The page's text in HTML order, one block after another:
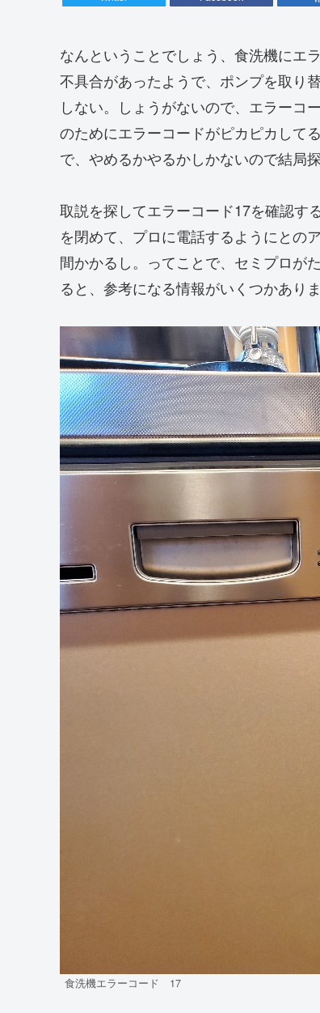
なんということでしょう、食洗機にエ
不具合があったようで、ポンプを取り
しない。しょうがないので、エラーコ
のためにエラーコードがピカピカして
で、やめるかやるかしかないので結局
取説を探してエラーコード17を確認す
を閉めて、プロに電話するようにとの
間かかるし。ってことで、セミプロが
ると、参考になる情報がいくつかありま
食洗機エラーコード 17